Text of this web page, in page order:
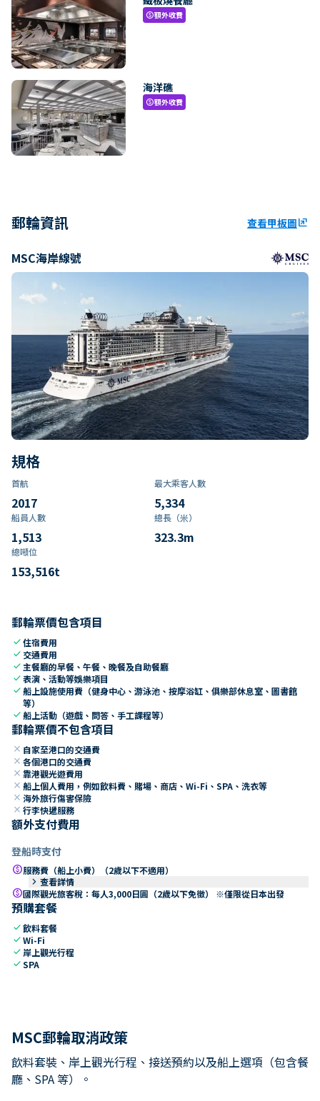
paid額外收費
海洋礁
paid額外收費
郵輪資訊 查看甲板圖ungroup
MSC海岸線號
規格
首航
2017
最大乘客人數
5,334
船員人數
1,513
總長（米）
323.3m
總噸位
153,516t
郵輪票價包含項目
check住宿費用
check 交通費用
check 主餐廳的早餐、午餐、晚餐及自助餐廳
check表演、活動等娛樂項目
check船上設施使用費（健身中心、游泳池、按摩浴缸、俱樂部休息室、圖書館
等）
check船上活動（遊戲、問答、手工課程等）
郵輪票價不包含項目
close 自家至港口的交通費
close 各個港口的交通費
close 靠港觀光遊費用
close 船上個人費用，例如飲料費、賭場、商店、Wi-Fi、SPA、洗衣等
close 海外旅行傷害保險
close 行李快遞服務
額外支付費用
登船時支付
paid服務費（船上小費）（2歲以下不適用）
keyboard_arrow_right 查看詳情
paid國際觀光旅客稅：每人3,000日圓（2歲以下免徵） ※僅限從日本出發
預購套餐
check飲料套餐
checkWi-Fi
check 岸上觀光行程
checkSPA
MSC郵輪取消政策
飲料套裝、岸上觀光行程、接送預約以及船上選項（包含餐
廳、SPA 等）。